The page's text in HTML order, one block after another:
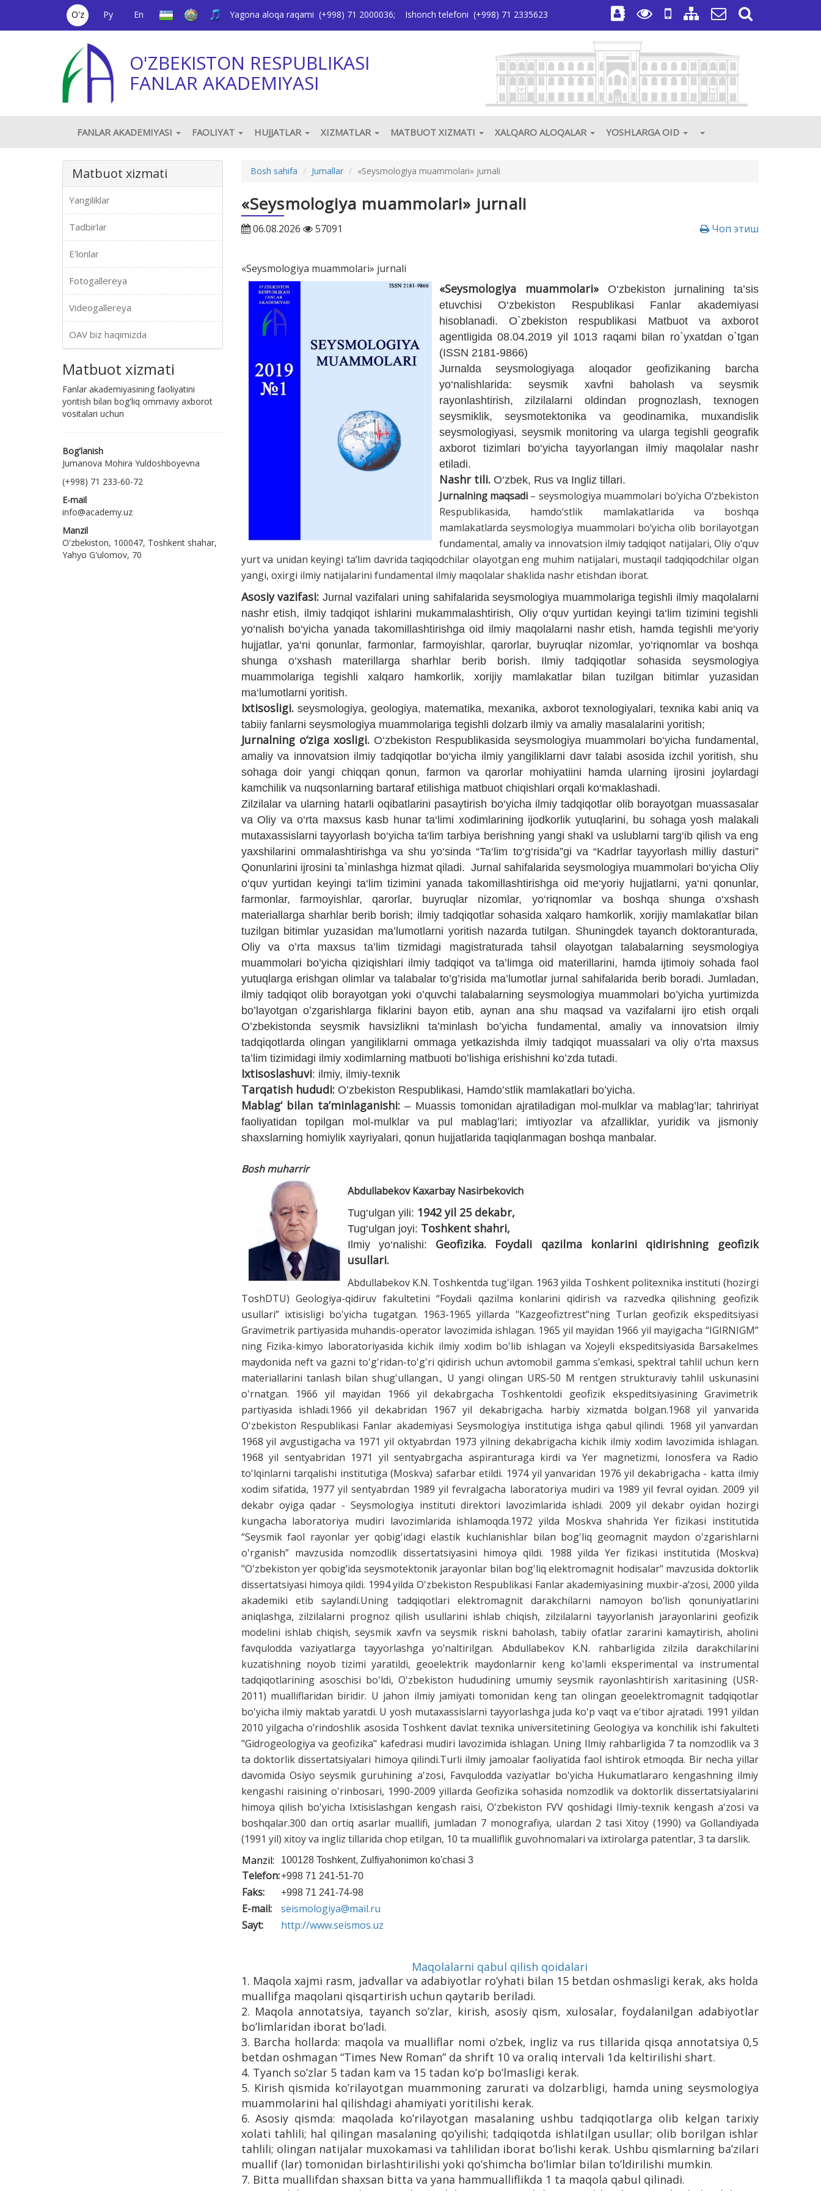
O'z Ру En Yagona aloqa raqami (+998) 71 2000036; Ishonch telefoni (+998) 71 2335623
O'ZBEKISTON RESPUBLIKASI
FANLAR AKADEMIYASI
FANLAR AKADEMIYASI FAOLIYAT HUJJATLAR XIZMATLAR MATBUOT XIZMATI XALQARO ALOQALAR YOSHLARGA OID
Matbuot xizmati
Yangiliklar
Tadbirlar
E'lonlar
Fotogallereya
Videogallereya
OAV biz haqimizda
Matbuot xizmati
Fanlar akademiyasining faoliyatini
yoritish bilan bog'liq ommaviy axborot
vositalari uchun
Bog'lanish
Jumanova Mohira Yuldoshboyevna
(+998) 71 233-60-72
E-mail
info@academy.uz
Manzil
O'zbekiston, 100047, Toshkent shahar,
Yahyo G'ulomov, 70
Bosh sahifa Jurnallar «Seysmologiya muammolari» jurnali
«Seysmologiya muammolari» jurnali
06.08.2026 57091 Чоп этиш
«Seysmologiya muammolari» jurnali
«Seysmologiya muammolari»
O‘zbekiston jurnalining ta’sis
etuvchisi O‘zbekiston Respublikasi Fanlar akademiyasi
hisoblanadi. O`zbekiston respublikasi Matbuot va axborot
agentligida 08.04.2019 yil 1013 raqami bilan ro`yxatdan o`tgan
(ISSN 2181-9866)
Jurnalda seysmologiyaga aloqador geofizikaning barcha
yo‘nalishlarida: seysmik xavfni baholash va seysmik
rayonlashtirish, zilzilalarni oldindan prognozlash, texnogen
seysmiklik, seysmotektonika va geodinamika, muxandislik
seysmologiyasi, seysmik monitoring va ularga tegishli geografik
axborot tizimlari bo‘yicha tayyorlangan ilmiy maqolalar nashr
etiladi.
Nashr tili. O‘zbek, Rus va Ingliz tillari.
Jurnalning maqsadi– seysmologiya muammolari bo‘yicha O‘zbekiston
Respublikasida, hamdo‘stlik mamlakatlarida va boshqa
mamlakatlarda seysmologiya muammolari bo‘yicha olib borilayotgan
fundamental, amaliy va innovatsion ilmiy tadqiqot natijalari, Oliy o‘quv
yurtva unidan keyingi ta‘lim davridataqiqodchilar olayotgan eng muhim natijalari, mustaqil tadqiqodchilar olgan
yangi, oxirgi ilmiy natijalarini fundamental ilmiy maqolalar shaklida nashr etishdan iborat.
Asosiy vazifasi: Jurnal vazifalari uning sahifalarida seysmologiya muammolariga tegishli ilmiy maqolalarni
nashr etish, ilmiy tadqiqot ishlarini mukammalashtirish, Oliy o‘quv yurtidan keyingi ta‘lim tizimini tegishli
yo‘nalish bo‘yicha yanada takomillashtirishga oid ilmiy maqolalarni nashr etish, hamda tegishli me‘yoriy
hujjatlar, ya‘ni qonunlar, farmonlar, farmoyishlar, qarorlar, buyruqlar nizomlar, yo‘riqnomlar va boshqa
shunga o‘xshash materillarga sharhlar berib borish. Ilmiy tadqiqotlar sohasida seysmologiya
muammolariga tegishli xalqaro hamkorlik, xorijiy mamlakatlar bilan tuzilgan bitimlar yuzasidan
ma‘lumotlarni yoritish.
Ixtisosligi. seysmologiya, geologiya, matematika, mexanika, axborot texnologiyalari, texnika kabi aniq va
tabiiy fanlarni seysmologiya muammolariga tegishli dolzarb ilmiy va amaliy masalalarini yoritish;
Jurnalning o‘ziga xosligi. O‘zbekiston Respublikasida seysmologiya muammolari bo‘yicha fundamental,
amaliy va innovatsion ilmiy tadqiqotlar bo‘yicha ilmiy yangiliklarni davr talabi asosida izchil yoritish, shu
sohaga doir yangi chiqqan qonun, farmon va qarorlar mohiyatiini hamda ularning ijrosini joylardagi
kamchilik va nuqsonlarning bartaraf etilishiga matbuot chiqishlari orqali ko‘maklashadi.
Zilzilalar va ularning hatarli oqibatlarini pasaytirish bo‘yicha ilmiy tadqiqotlar olib borayotgan muassasalar
va Oliy va o‘rta maxsus kasb hunar ta‘limi xodimlarining ijodkorlik yutuqlarini, bu sohaga yosh malakali
mutaxassislarni tayyorlash bo‘yicha ta‘lim tarbiya berishning yangi shakl va uslublarni targ‘ib qilish va eng
yaxshilarini ommalashtirishga va shu yo‘sinda “Ta‘lim to‘g‘risida”gi va “Kadrlar tayyorlash milliy dasturi”
Qonunlarini ijrosini ta`minlashga hizmat qiladi. Jurnal sahifalarida seysmologiya muammolari bo‘yicha Oliy
o‘quv yurtidan keyingi ta‘lim tizimini yanada takomillashtirishga oid me‘yoriy hujjatlarni, ya‘ni qonunlar,
farmonlar, farmoyishlar, qarorlar, buyruqlar nizomlar, yo‘riqnomlar va boshqa shunga o‘xshash
materiallarga sharhlar berib borish; ilmiy tadqiqotlar sohasida xalqaro hamkorlik, xorijiy mamlakatlar bilan
tuzilgan bitimlar yuzasidan ma’lumotlarni yoritish nazarda tutilgan. Shuningdek tayanch doktoranturada,
Oliy va o’rta maxsus ta’lim tizmidagi magistraturada tahsil olayotgan talabalarning seysmologiya
muammolari bo’yicha qiziqishlari ilmiy tadqiqot va ta’limga oid materillarini, hamda ijtimoiy sohada faol
yutuqlarga erishgan olimlar va talabalar to’g’risida ma’lumotlar jurnal sahifalarida berib boradi. Jumladan,
ilmiy tadqiqot olib borayotgan yoki o’quvchi talabalarning seysmologiya muammolari bo’yicha yurtimizda
bo’layotgan o’zgarishlarga fiklarini bayon etib, aynan ana shu maqsad va vazifalarni ijro etish orqali
O’zbekistonda seysmik havsizlikni ta’minlash bo’yicha fundamental, amaliy va innovatsion ilmiy
tadqiqotlarda olingan yangiliklarni ommaga yetkazishda ilmiy tadqiqot muassalari va oliy o’rta maxsus
ta’lim tizimidagi ilmiy xodimlarning matbuoti bo’lishiga erishishni ko’zda tutadi.
Ixtisoslashuvi: ilmiy, ilmiy-texnik
Tarqatish hududi: O’zbekiston Respublikasi, Hamdo’stlik mamlakatlari bo’yicha.
Mablag‘ bilan ta’minlaganishi:– Muassis tomonidan ajratiladigan mol-mulklar va mablag’lar; tahririyat
faoliyatidan topilgan mol-mulklar va pul mablag’lari; imtiyozlar va afzalliklar, yuridik va jismoniy
shaxslarning homiylik xayriyalari, qonun hujjatlarida taqiqlanmagan boshqa manbalar.
Bosh muharrir
Abdullabekov Kaxarbay Nasirbekovich
Tug‘ulgan yili: 1942 yil 25 dekabr,
Tug‘ulgan joyi: Toshkent shahri,
Ilmiy yo‘nalishi: Geofizika. Foydali qazilma konlarini qidirishning geofizik
usullari.
Abdullabekov K.N. Toshkentda tug'ilgan. 1963 yilda Toshkent politexnika instituti (hozirgi
ToshDTU) Geologiya-qidiruv fakultetini “Foydali qazilma konlarini qidirish va razvedka qilishning geofizik
usullari” ixtisisligi bo'yicha tugatgan. 1963-1965 yillarda "Kazgeofiztrest"ning Turlan geofizik ekspeditsiyasi
Gravimetrik partiyasida muhandis-operator lavozimida ishlagan. 1965 yil mayidan 1966 yil mayigacha “IGIRNIGM”
ning Fizika-kimyo laboratoriyasida kichik ilmiy xodim bo'lib ishlagan va Xojeyli ekspeditsiyasida Barsakelmes
maydonida neft va gazni to'g'ridan-to'g'ri qidirish uchun avtomobil gamma s’emkasi, spektral tahlil uchun kern
materiallarini tanlash bilan shug'ullangan., U yangi olingan URS-50 M rentgen strukturaviy tahlil uskunasini
o'rnatgan. 1966 yil mayidan 1966 yil dekabrgacha Toshkentoldi geofizik ekspeditsiyasining Gravimetrik
partiyasida ishladi.1966 yil dekabridan 1967 yil dekabrigacha. harbiy xizmatda bolgan.1968 yil yanvarida
O'zbekiston Respublikasi Fanlar akademiyasi Seysmologiya institutiga ishga qabul qilindi. 1968 yil yanvardan
1968 yil avgustigacha va 1971 yil oktyabrdan 1973 yilning dekabrigacha kichik ilmiy xodim lavozimida ishlagan.
1968 yil sentyabridan 1971 yil sentyabrgacha aspiranturaga kirdi va Yer magnetizmi, Ionosfera va Radio
to'lqinlarni tarqalishi institutiga (Moskva) safarbar etildi. 1974 yil yanvaridan 1976 yil dekabrigacha - katta ilmiy
xodim sifatida, 1977 yil sentyabrdan 1989 yil fevralgacha laboratoriya mudiri va 1989 yil fevral oyidan. 2009 yil
dekabr oyiga qadar - Seysmologiya instituti direktori lavozimlarida ishladi. 2009 yil dekabr oyidan hozirgi
kungacha laboratoriya mudiri lavozimlarida ishlamoqda.1972 yilda Moskva shahrida Yer fizikasi institutida
“Seysmik faol rayonlar yer qobig'idagi elastik kuchlanishlar bilan bog'liq geomagnit maydon o'zgarishlarni
o'rganish” mavzusida nomzodlik dissertatsiyasini himoya qildi. 1988 yilda Yer fizikasi institutida (Moskva)
"O'zbekiston yer qobig’ida seysmotektonik jarayonlar bilan bog'liq elektromagnit hodisalar" mavzusida doktorlik
dissertatsiyasi himoya qildi. 1994 yilda O'zbekiston Respublikasi Fanlar akademiyasining muxbir-a’zosi, 2000 yilda
akademiki etib saylandi.Uning tadqiqotlari elektromagnit darakchilarni namoyon bo’lish qonuniyatlarini
aniqlashga, zilzilalarni prognoz qilish usullarini ishlab chiqish, zilzilalarni tayyorlanish jarayonlarini geofizik
modelini ishlab chiqish, seysmik xavfn va seysmik riskni baholash, tabiiy ofatlar zararini kamaytirish, aholini
favqulodda vaziyatlarga tayyorlashga yo’naltirilgan. Abdullabekov K.N. rahbarligida zilzila darakchilarini
kuzatishning noyob tizimi yaratildi, geoelektrik maydonlarnir keng ko'lamli eksperimental va instrumental
tadqiqotlarining asoschisi bo'ldi, O'zbekiston hududining umumiy seysmik rayonlashtirish xaritasining (USR-
2011) mualliflaridan biridir. U jahon ilmiy jamiyati tomonidan keng tan olingan geoelektromagnit tadqiqotlar
bo'yicha ilmiy maktab yaratdi. U yosh mutaxassislarni tayyorlashga juda ko'p vaqt va e'tibor ajratadi. 1991 yildan
2010 yilgacha o’rindoshlik asosida Toshkent davlat texnika universitetining Geologiya va konchilik ishi fakulteti
"Gidrogeologiya va geofizika" kafedrasi mudiri lavozimida ishlagan. Uning Ilmiy rahbarligida 7 ta nomzodlik va 3
ta doktorlik dissertatsiyalari himoya qilindi.Turli ilmiy jamoalar faoliyatida faol ishtirok etmoqda. Bir necha yillar
davomida Osiyo seysmik guruhining a'zosi, Favqulodda vaziyatlar bo'yicha Hukumatlararo kengashning ilmiy
kengashi raisining o'rinbosari, 1990-2009 yillarda Geofizika sohasida nomzodlik va doktorlik dissertatsiyalarini
himoya qilish bo'yicha Ixtisislashgan kengash raisi, O'zbekiston FVV qoshidagi Ilmiy-texnik kengash a'zosi va
boshqalar.300 dan ortiq asarlar muallifi, jumladan 7 monografiya, ulardan 2 tasi Xitoy (1990) va Gollandiyada
(1991 yil) xitoy va ingliz tillarida chop etilgan, 10 ta mualliflik guvohnomalari va ixtirolarga patentlar, 3 ta darslik.
Manzil:
100128 Toshkent, Zulfiyahonimon ko'chasi 3
Telefon:+998 71 241-51-70
Faks: +998 71 241-74-98
E-mail:
seismologiya@mail.ru
Sayt:
http://www.seismos.uz
Maqolalarni qabul qilish qoidalari
1. Maqola xajmi rasm, jadvallar va adabiyotlar ro’yhati bilan 15 betdan oshmasligi kerak, aks holda
muallifga maqolani qisqartirish uchun qaytarib beriladi.
2. Maqola annotatsiya, tayanch so’zlar, kirish, asosiy qism, xulosalar, foydalanilgan adabiyotlar
bo’limlaridan iborat bo’ladi.
3. Barcha hollarda: maqola va mualliflar nomi o’zbek, ingliz va rus tillarida qisqa annotatsiya 0,5
betdan oshmagan “Times New Roman” da shrift 10 va oraliq intervali 1da keltirilishi shart.
4. Tyanch so’zlar 5 tadan kam va 15 tadan ko’p bo’lmasligi kerak.
5. Kirish qismida ko’rilayotgan muammoning zarurati va dolzarbligi, hamda uning seysmologiya
muammolarini hal qilishdagi ahamiyati yoritilishi kerak.
6. Аsosiy qismda: maqolada ko’rilayotgan masalaning ushbu tadqiqotlarga olib kelgan tarixiy
xolati tahlili; hal qilingan masalaning qo’yilishi; tadqiqotda ishlatilgan usullar; olib borilgan ishlar
tahlili; olingan natijalar muxokamasi va tahlilidan iborat bo’lishi kerak. Ushbu qismlarning ba’zilari
muallif (lar) tomonidan birlashtirilishi yoki qo’shimcha bo’limlar bilan to’ldirilishi mumkin.
7. Bitta muallifdan shaxsan bitta va yana hammualliflikda 1 ta maqola qabul qilinadi.